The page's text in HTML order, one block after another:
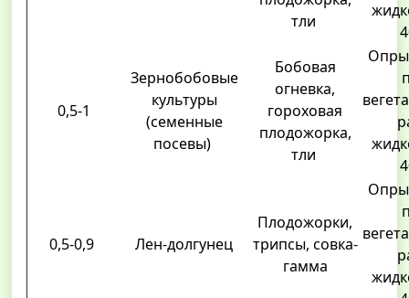
тли
0,5-1
Зернобобовые
культуры
(семенные
посевы)
Бобовая
огневка,
гороховая
плодожорка,
тли
0,5-0,9 Лен-долгунец
Плодожорки,
трипсы, совка-
гамма